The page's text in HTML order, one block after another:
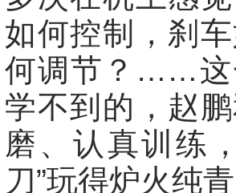
如何控制，刹
何调节？……这
学不到的，赵
磨、认真训练
刀”玩得炉火纯青